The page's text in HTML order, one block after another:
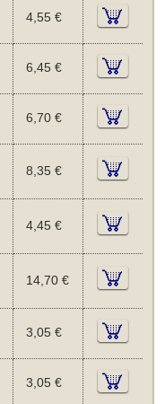
4,55 €
6,45 €
6,70 €
8,35 €
4,45 €
14,70 €
3,05 €
3,05 €